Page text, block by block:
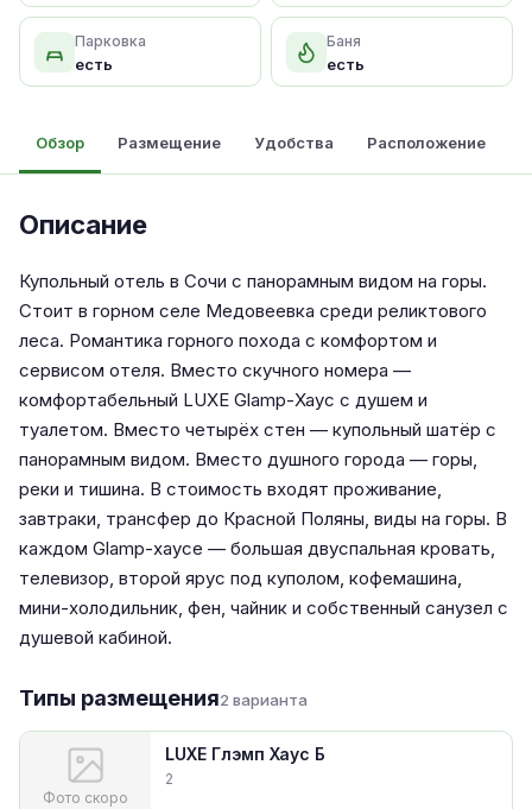
Парковка
есть
Баня
есть
Обзор Размещение Удобства Расположение
Описание
Купольный отель в Сочи с панорамным видом на горы.
Стоит в горном селе Медовеевка среди реликтового
леса. Романтика горного похода с комфортом и
сервисом отеля. Вместо скучного номера —
комфортабельный LUXE Glamp-Хаус с душем и
туалетом. Вместо четырёх стен — купольный шатёр с
панорамным видом. Вместо душного города — горы,
реки и тишина. В стоимость входят проживание,
завтраки, трансфер до Красной Поляны, виды на горы. В
каждом Glamp-хаусе — большая двуспальная кровать,
телевизор, второй ярус под куполом, кофемашина,
мини-холодильник, фен, чайник и собственный санузел с
душевой кабиной.
Типы размещения2 варианта
Фото скоро
LUXE Глэмп Хаус Б
2